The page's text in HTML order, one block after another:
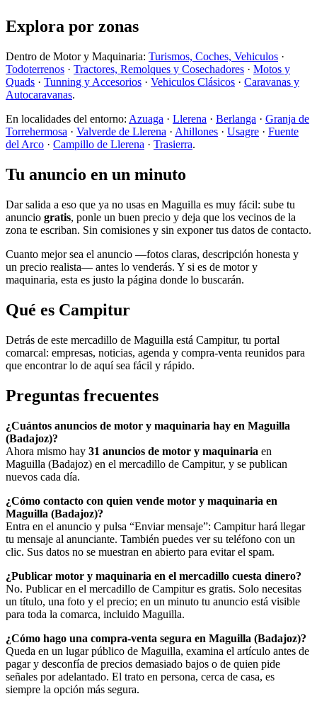
Explora por zonas
Dentro de Motor y Maquinaria: Turismos, Coches, Vehiculos ·
Todoterrenos · Tractores, Remolques y Cosechadores · Motos y
Quads · Tunning y Accesorios · Vehiculos Clásicos · Caravanas y
Autocaravanas.
En localidades del entorno: Azuaga · Llerena · Berlanga · Granja de
Torrehermosa · Valverde de Llerena · Ahillones · Usagre · Fuente
del Arco · Campillo de Llerena · Trasierra.
Tu anuncio en un minuto
Dar salida a eso que ya no usas en Maguilla es muy fácil: sube tu
anuncio gratis, ponle un buen precio y deja que los vecinos de la
zona te escriban. Sin comisiones y sin exponer tus datos de contacto.
Cuanto mejor sea el anuncio —fotos claras, descripción honesta y
un precio realista— antes lo venderás. Y si es de motor y
maquinaria, esta es justo la página donde lo buscarán.
Qué es Campitur
Detrás de este mercadillo de Maguilla está Campitur, tu portal
comarcal: empresas, noticias, agenda y compra-venta reunidos para
que encontrar lo de aquí sea fácil y rápido.
Preguntas frecuentes
¿Cuántos anuncios de motor y maquinaria hay en Maguilla
(Badajoz)?
Ahora mismo hay 31 anuncios de motor y maquinaria en
Maguilla (Badajoz) en el mercadillo de Campitur, y se publican
nuevos cada día.
¿Cómo contacto con quien vende motor y maquinaria en
Maguilla (Badajoz)?
Entra en el anuncio y pulsa “Enviar mensaje”: Campitur hará llegar
tu mensaje al anunciante. También puedes ver su teléfono con un
clic. Sus datos no se muestran en abierto para evitar el spam.
¿Publicar motor y maquinaria en el mercadillo cuesta dinero?
No. Publicar en el mercadillo de Campitur es gratis. Solo necesitas
un título, una foto y el precio; en un minuto tu anuncio está visible
para toda la comarca, incluido Maguilla.
¿Cómo hago una compra-venta segura en Maguilla (Badajoz)?
Queda en un lugar público de Maguilla, examina el artículo antes de
pagar y desconfía de precios demasiado bajos o de quien pide
señales por adelantado. El trato en persona, cerca de casa, es
siempre la opción más segura.